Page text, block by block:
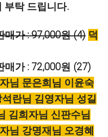
부탁 드립니다.
가 : 97,000원 (4) 덕
가 : 72,000원 (27)
님 문은희님 이윤숙
란님 김영자님 성길
김희자님 신판수님
님 강명재님 오경혜